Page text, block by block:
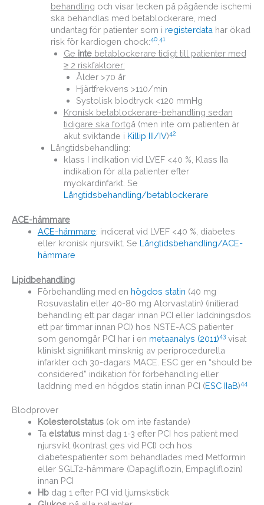
behandling och visar tecken på pågående ischemi
ska behandlas med betablockerare, med
undantag för patienter som i registerdata har ökad
risk för kardiogen chock:40. 41
Ge intebetablockerare tidigt till patienter med
≥ 2 riskfaktorer:
Ålder >70 år
Hjärtfrekvens >110/min
Systolisk blodtryck <120 mmHg
Kronisk betablockerare-behandling sedan
tidigare ska fortgå (men inte om patienten är
akut sviktande i Killip III/IV)42
Långtidsbehandling:
klass I indikation vid LVEF <40 %, Klass IIa
indikation för alla patienter efter
myokardinfarkt. Se
Långtidsbehandling/betablockerare
ACE-hämmare
ACE-hämmare: indicerat vid LVEF <40 %, diabetes
eller kronisk njursvikt. Se Långtidsbehandling/ACE-
hämmare
Lipidbehandling
Förbehandling med en högdos statin (40 mg
Rosuvastatin eller 40-80 mg Atorvastatin) (initierad
behandling ett par dagar innan PCI eller laddningsdos
ett par timmar innan PCI) hos NSTE-ACS patienter
som genomgår PCI har i en metaanalys (2011)43visat
kliniskt signifikant minsknig av periprocedurella
infarkter och 30-dagars MACE. ESC ger en “should be
considered” indikation för förbehandling eller
laddning med en högdos statin innan PCI (ESC IIaB)44
Blodprover
Kolesterolstatus(ok om inte fastande)
Ta elstatusminst dag 1-3 efter PCI hos patient med
njursvikt (kontrast ges vid PCI) och hos
diabetespatienter som behandlades med Metformin
eller SGLT2-hämmare (Dapagliflozin, Empagliflozin)
innan PCI
Hbdag 1 efter PCI vid ljumskstick